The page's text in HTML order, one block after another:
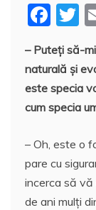
F
a
c
e
b
o
k
T
w
– Puteți să-
naturală și
este specia
cum specia
– Oh, este o
pare cu
incerca să vă
de ani mulți